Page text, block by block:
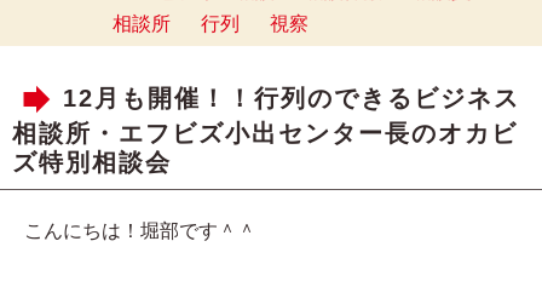
相談所
行列 視察
12月も開催！！行列のできるビジネス
相談所・エフビズ小出センター長のオカビ
ズ特別相談会
こんにちは！堀部です＾＾